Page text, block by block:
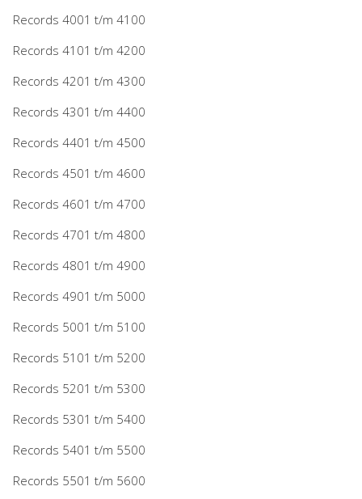
Records 4001 t/m 4100
Records 4101 t/m 4200
Records 4201 t/m 4300
Records 4301 t/m 4400
Records 4401 t/m 4500
Records 4501 t/m 4600
Records 4601 t/m 4700
Records 4701 t/m 4800
Records 4801 t/m 4900
Records 4901 t/m 5000
Records 5001 t/m 5100
Records 5101 t/m 5200
Records 5201 t/m 5300
Records 5301 t/m 5400
Records 5401 t/m 5500
Records 5501 t/m 5600